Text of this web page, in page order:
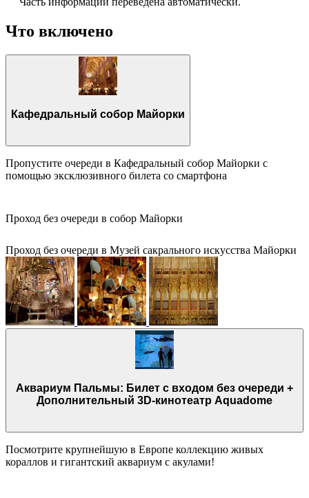
Что включено
Кафедральный собор Майорки
Пропустите очереди в Кафедральный собор Майорки с
помощью эксклюзивного билета со смартфона
Проход без очереди в собор Майорки
Проход без очереди в Музей сакрального искусства Майорки
Аквариум Пальмы: Билет с входом без очереди +
Дополнительный 3D-кинотеатр Aquadome
Посмотрите крупнейшую в Европе коллекцию живых
кораллов и гигантский аквариум с акулами!